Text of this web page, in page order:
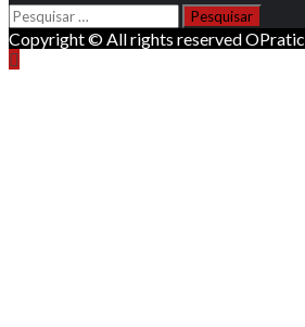
Pesquisar
por:
Copyright © All rights reserved